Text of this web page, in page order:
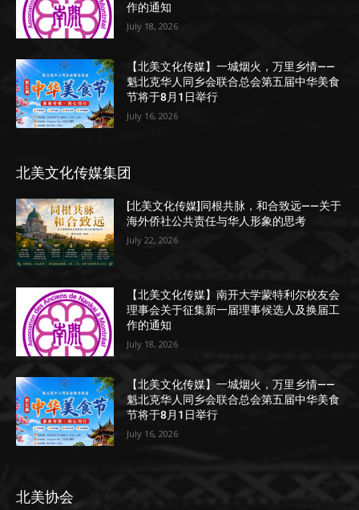
作的通知
July 18, 2026
【北美文化传媒】一城烟火，万里乡情——
魁北克华人同乡会联合总会第五届中华美食
节将于8月1日举行
July 16, 2026
北美文化传媒集团
[北美文化传媒]同根共脉，和合致远——关于
海外侨社公共责任与华人形象的思考
July 22, 2026
【北美文化传媒】南开大学蒙特利尔校友会
理事会关于征集新一届理事候选人及换届工
作的通知
July 18, 2026
【北美文化传媒】一城烟火，万里乡情——
魁北克华人同乡会联合总会第五届中华美食
节将于8月1日举行
July 16, 2026
北美协会